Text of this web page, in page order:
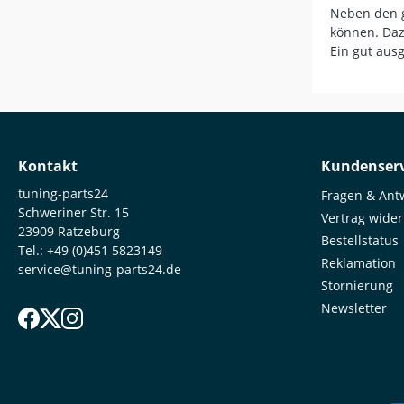
Gewicht
Handhabung Sauberes
Neben den
können.
Ein gut
Kontakt
tuning-parts24
Schweriner Str. 15
23909 Ratzeburg
Tel.: +49 (0)451 5823149
service@tuning-parts24.de
Fragen &
Vertrag
Bestellstatus
Reklamation
Stornierung
Newsletter